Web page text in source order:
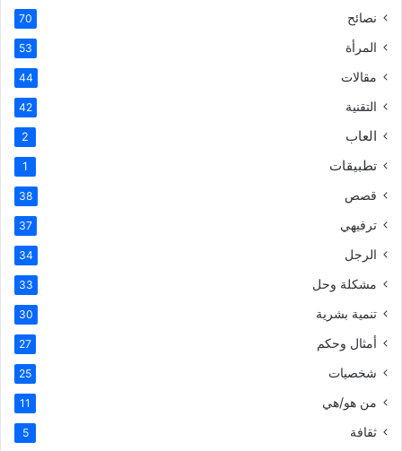
نصائح 70
المرأة 53
مقالات 44
التقنية 42
العاب 2
تطبيقات 1
قصص 38
ترفيهي 37
الرجل 34
مشكلة وحل 33
تنمية بشرية 30
أمثال وحكم 27
شخصيات 25
من هو/هي 11
ثقافة 5